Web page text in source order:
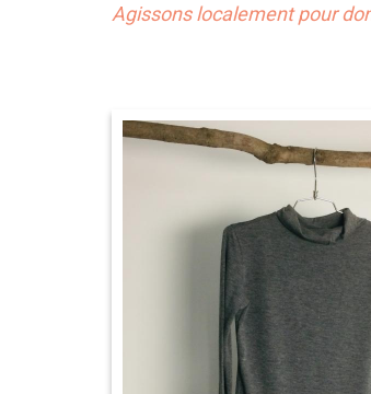
Agissons localement pour